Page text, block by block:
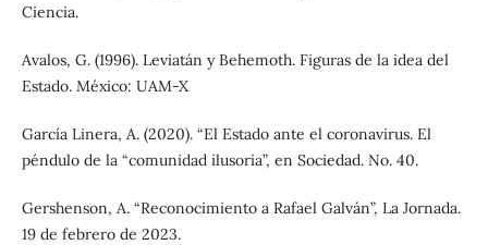
Ciencia.
Avalos, G. (1996). Leviatán y Behemoth. Figuras de la idea del
Estado. México: UAM-X
García Linera, A. (2020). “El Estado ante el coronavirus. El
péndulo de la “comunidad ilusoria”, en Sociedad. No. 40.
Gershenson, A. “Reconocimiento a Rafael Galván”, La Jornada.
19 de febrero de 2023.